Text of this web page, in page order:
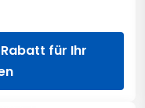
für Ihr